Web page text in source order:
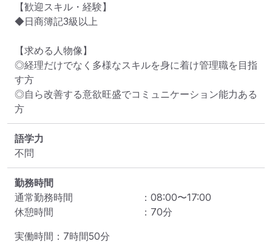
【歓迎スキル・経験】
◆日商簿記3級以上
【求める人物像】
◎経理だけでなく多様なスキルを身に着け管理職を目指
す方
◎自ら改善する意欲旺盛でコミュニケーション能力ある
方
語学力
不問
勤務時間
通常勤務時間
： 08:00〜17:00
休憩時間
： 70分
実働時間：7時間50分